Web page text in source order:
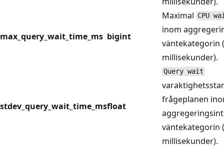
max_query_wait_time_ms bigint
Maximal CPU
inom
väntekategorin
millisekunder).
stdev_query_wait_time_msfloat
Query wait
frågeplanen
väntekategorin
millisekunder).